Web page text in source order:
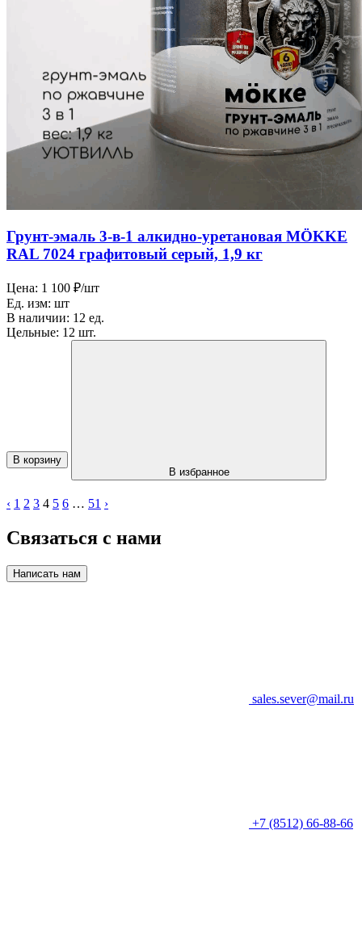
Грунт-эмаль 3-в-1 алкидно-уретановая MӦKKE
RAL 7024 графитовый серый, 1,9 кг
Цена: 1 100 ₽/шт
Ед. изм: шт
В наличии: 12 ед.
Цельные: 12 шт.
В корзину
В избранное
‹ 1 2 3 4 5 6 … 51 ›
Связаться с нами
Написать нам
sales.sever@mail.ru
+7 (8512) 66-88-66